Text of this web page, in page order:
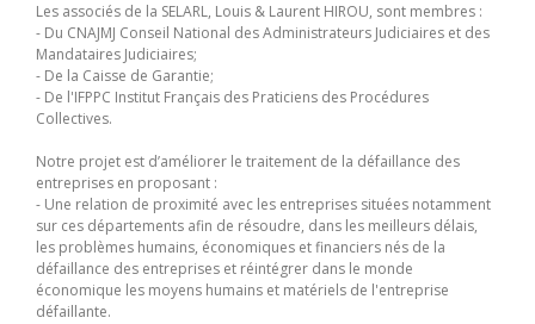
Les associés de la SELARL, Louis & Laurent HIROU, sont membres :
- Du CNAJMJ Conseil National des Administrateurs Judiciaires et des
Mandataires Judiciaires;
- De la Caisse de Garantie;
- De l'IFPPC Institut Français des Praticiens des Procédures
Collectives.
Notre projet est d’améliorer le traitement de la défaillance des
entreprises en proposant :
- Une relation de proximité avec les entreprises situées notamment
sur ces départements afin de résoudre, dans les meilleurs délais,
les problèmes humains, économiques et financiers nés de la
défaillance des entreprises et réintégrer dans le monde
économique les moyens humains et matériels de l'entreprise
défaillante.